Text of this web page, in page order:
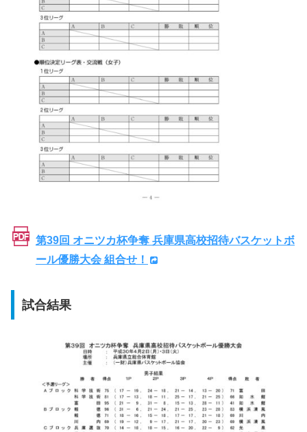
第39回 オニツカ杯争奪 兵庫県高校招待バスケットボ
ール優勝大会 組合せ！
試合結果